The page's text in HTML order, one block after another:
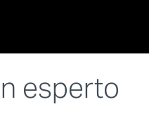
esperto